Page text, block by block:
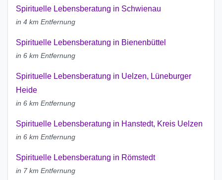
Spirituelle Lebensberatung in Schwienau
in 4 km Entfernung
Spirituelle Lebensberatung in Bienenbüttel
in 6 km Entfernung
Spirituelle Lebensberatung in Uelzen, Lüneburger
Heide
in 6 km Entfernung
Spirituelle Lebensberatung in Hanstedt, Kreis Uelzen
in 6 km Entfernung
Spirituelle Lebensberatung in Römstedt
in 7 km Entfernung